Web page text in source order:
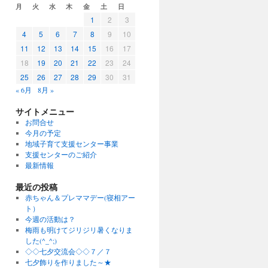
月 火 水 木 金 土 日
1 2
3
4
5 6 7 8 9
10
11
12 13 14 15 16
17
18
19 20 21 22 23
24
25
26 27 28 29 30 31
« 6月 8月 »
サイトメニュー
お問合せ
今月の予定
地域子育て支援センター事業
支援センターのご紹介
最新情報
最近の投稿
赤ちゃん＆プレママデー(寝相アー
ト）
今週の活動は？
梅雨も明けてジリジリ暑くなりま
した(^_^;)
◇◇七夕交流会◇◇７／７
七夕飾りを作りました～★